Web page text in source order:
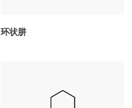
环状肼